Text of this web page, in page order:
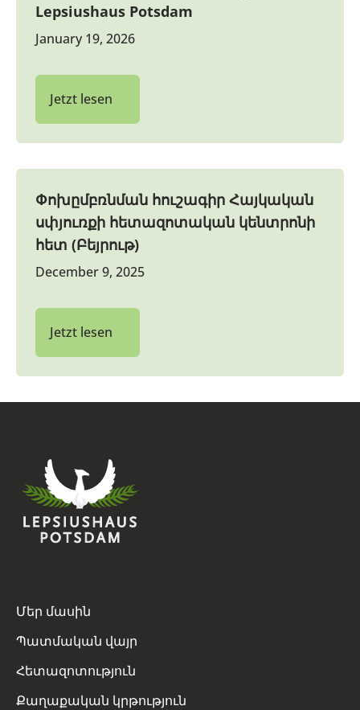
Lepsiushaus Potsdam
January 19, 2026
Jetzt lesen
Փոխըմբռնման հուշագիր Հայկական
սփյուռքի հետազոտական կենտրոնի
հետ (Բեյրութ)
December 9, 2025
Jetzt lesen
Մեր մասին
Պատմական վայր
Հետազոտություն
Քաղաքական կրթություն